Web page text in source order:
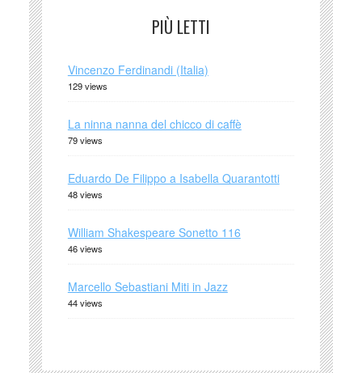
PIÙ LETTI
Vincenzo Ferdinandi (Italia)
129 views
La ninna nanna del chicco di caffè
79 views
Eduardo De Filippo a Isabella Quarantotti
48 views
William Shakespeare Sonetto 116
46 views
Marcello Sebastiani Miti in Jazz
44 views